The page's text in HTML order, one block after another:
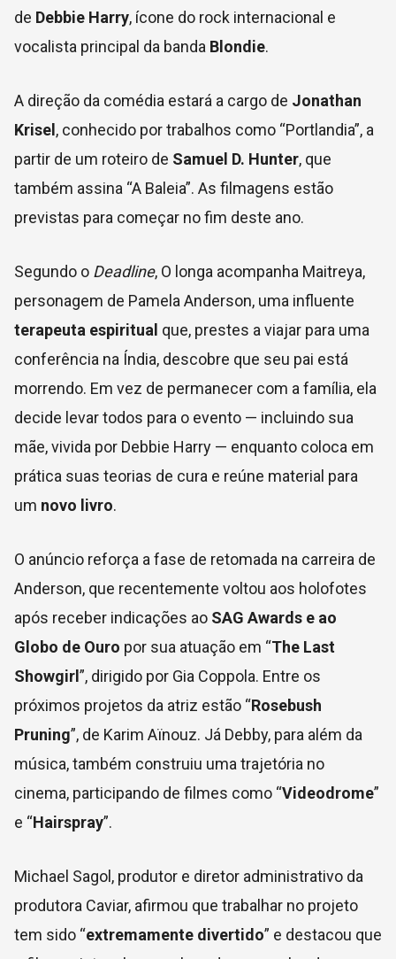
de Debbie Harry, ícone do rock internacional e
vocalista principal da banda Blondie.
A direção da comédia estará a cargo de Jonathan
Krisel , conhecido por trabalhos como “Portlandia”, a
partir de um roteiro de Samuel D. Hunter, que
também assina “A Baleia”. As filmagens estão
previstas para começar no fim deste ano.
Segundo o Deadline, O longa acompanha Maitreya,
personagem de Pamela Anderson, uma influente
terapeuta espiritual que, prestes a viajar para uma
conferência na Índia, descobre que seu pai está
morrendo. Em vez de permanecer com a família, ela
decide levar todos para o evento — incluindo sua
mãe, vivida por Debbie Harry — enquanto coloca em
prática suas teorias de cura e reúne material para
um novo livro.
O anúncio reforça a fase de retomada na carreira de
Anderson, que recentemente voltou aos holofotes
após receber indicações ao SAG Awards e ao
Globo de Ouro por sua atuação em “The Last
Showgirl ”, dirigido por Gia Coppola. Entre os
próximos projetos da atriz estão “Rosebush
Pruning”, de Karim Aïnouz. Já Debby, para além da
música, também construiu uma trajetória no
cinema, participando de filmes como “Videodrome”
e “Hairspray”.
Michael Sagol, produtor e diretor administrativo da
produtora Caviar, afirmou que trabalhar no projeto
tem sido “extremamente divertido” e destacou que